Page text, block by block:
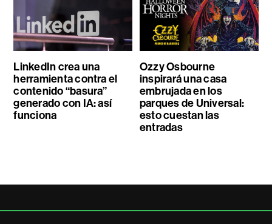
LinkedIn crea una
herramienta contra el
contenido “basura”
generado con IA: así
funciona
Ozzy Osbourne
inspirará una casa
embrujada en los
parques de Universal:
esto cuestan las
entradas